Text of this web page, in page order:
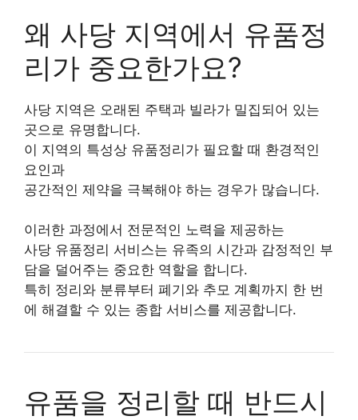
왜 사당 지역에서 유품정
리가 중요한가요?
사당 지역은 오래된 주택과 빌라가 밀집되어 있는
곳으로 유명합니다.
이 지역의 특성상 유품정리가 필요할 때 환경적인
요인과
공간적인 제약을 극복해야 하는 경우가 많습니다.
이러한 과정에서 전문적인 노력을 제공하는
사당 유품정리 서비스는 유족의 시간과 감정적인 부
담을 덜어주는 중요한 역할을 합니다.
특히 정리와 분류부터 폐기와 추모 계획까지 한 번
에 해결할 수 있는 종합 서비스를 제공합니다.
유품을 정리할 때 반드시